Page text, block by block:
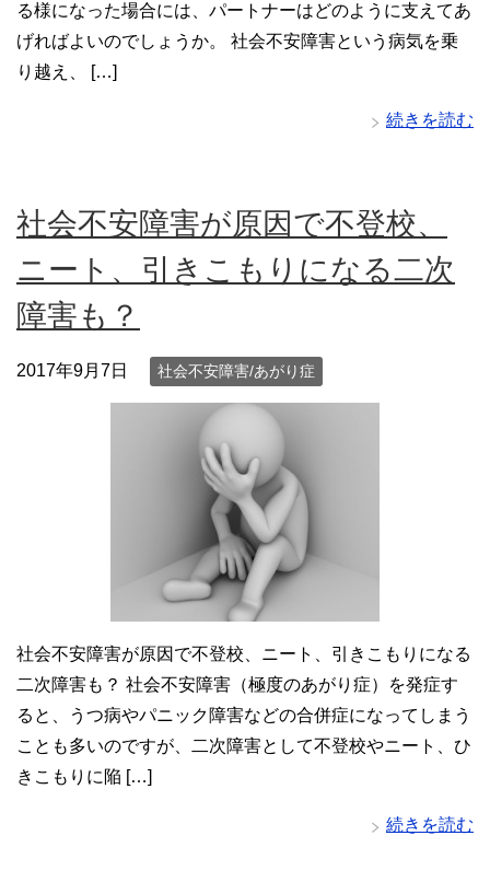
る様になった場合には、パートナーはどのように支えてあ
げればよいのでしょうか。 社会不安障害という病気を乗
り越え、 […]
続きを読む
社会不安障害が原因で不登校、
ニート、引きこもりになる二次
障害も？
2017年9月7日 社会不安障害/あがり症
社会不安障害が原因で不登校、ニート、引きこもりになる
二次障害も？ 社会不安障害（極度のあがり症）を発症す
ると、うつ病やパニック障害などの合併症になってしまう
ことも多いのですが、二次障害として不登校やニート、ひ
きこもりに陥 […]
続きを読む